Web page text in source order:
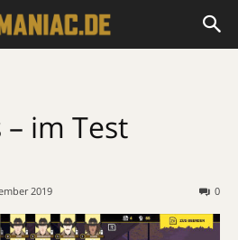
– im Test
2019 0